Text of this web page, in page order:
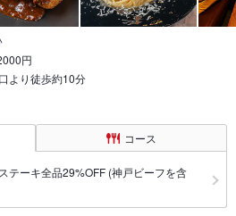
円
より徒歩約10分
コース
テーキ全品29%OFF (神戸ビーフを含